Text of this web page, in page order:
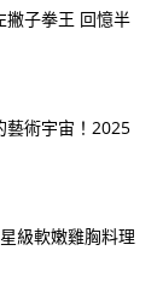
撇子拳王 回憶半
藝術宇宙！2025
級軟嫩雞胸料理